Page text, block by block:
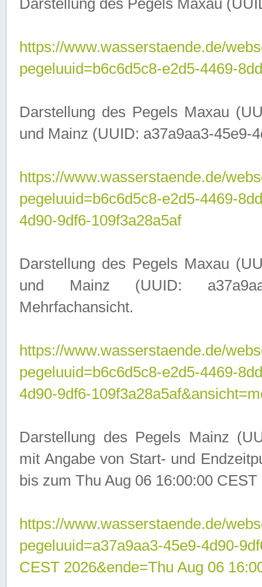
Darstellung des Pegels Maxau
https://www.wasserstaende.de/
pegeluuid=b6c6d5c8-e2d5-4469-
Darstellung des Pegels Maxau
und Mainz (UUID: a37a9aa3-45e9-
https://www.wasserstaende.de/
pegeluuid=b6c6d5c8-e2d5-4469-
4d90-9df6-109f3a28a5af
Darstellung des Pegels Maxau
und Mainz (UUID:
Mehrfachansicht.
https://www.wasserstaende.de/
pegeluuid=b6c6d5c8-e2d5-4469-
4d90-9df6-
Darstellung des Pegels Mainz
mit Angabe von Start- und
bis zum Thu Aug 06 16:00:00 CEST
https://www.wasserstaende.de/
pegeluuid=a37a9aa3-45e9-4d90-
CEST 2026&ende=Thu Aug 06